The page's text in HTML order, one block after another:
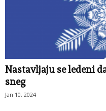
Nastavljaju se ledeni
sneg
Jan 10, 2024